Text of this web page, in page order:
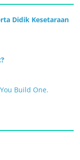
Didik Kesetaraan
Build One.